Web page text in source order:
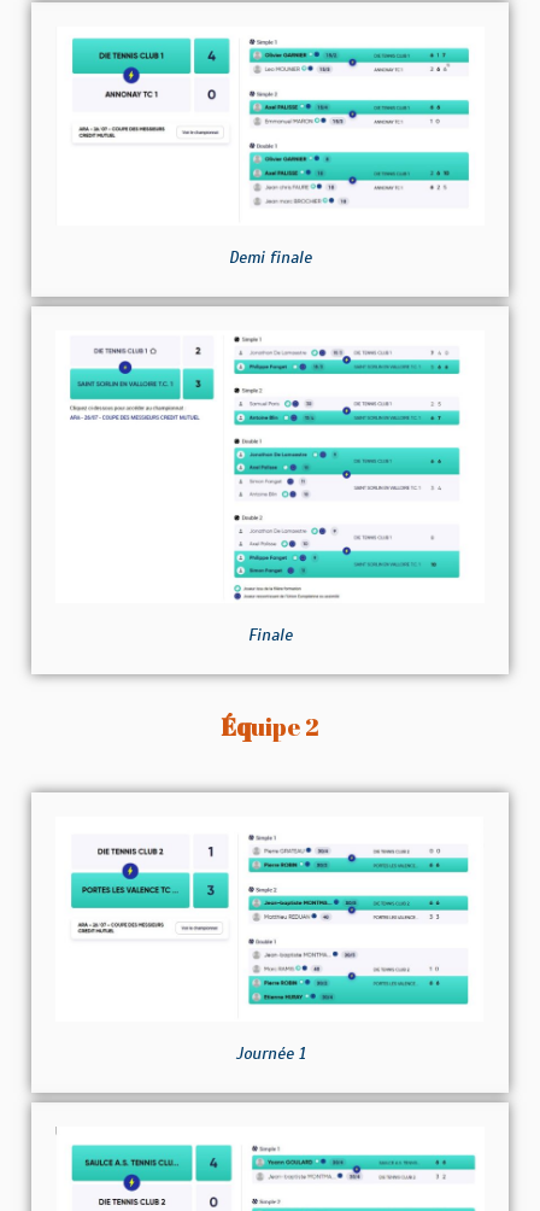
Demi finale
Finale
Équipe 2
Journée 1